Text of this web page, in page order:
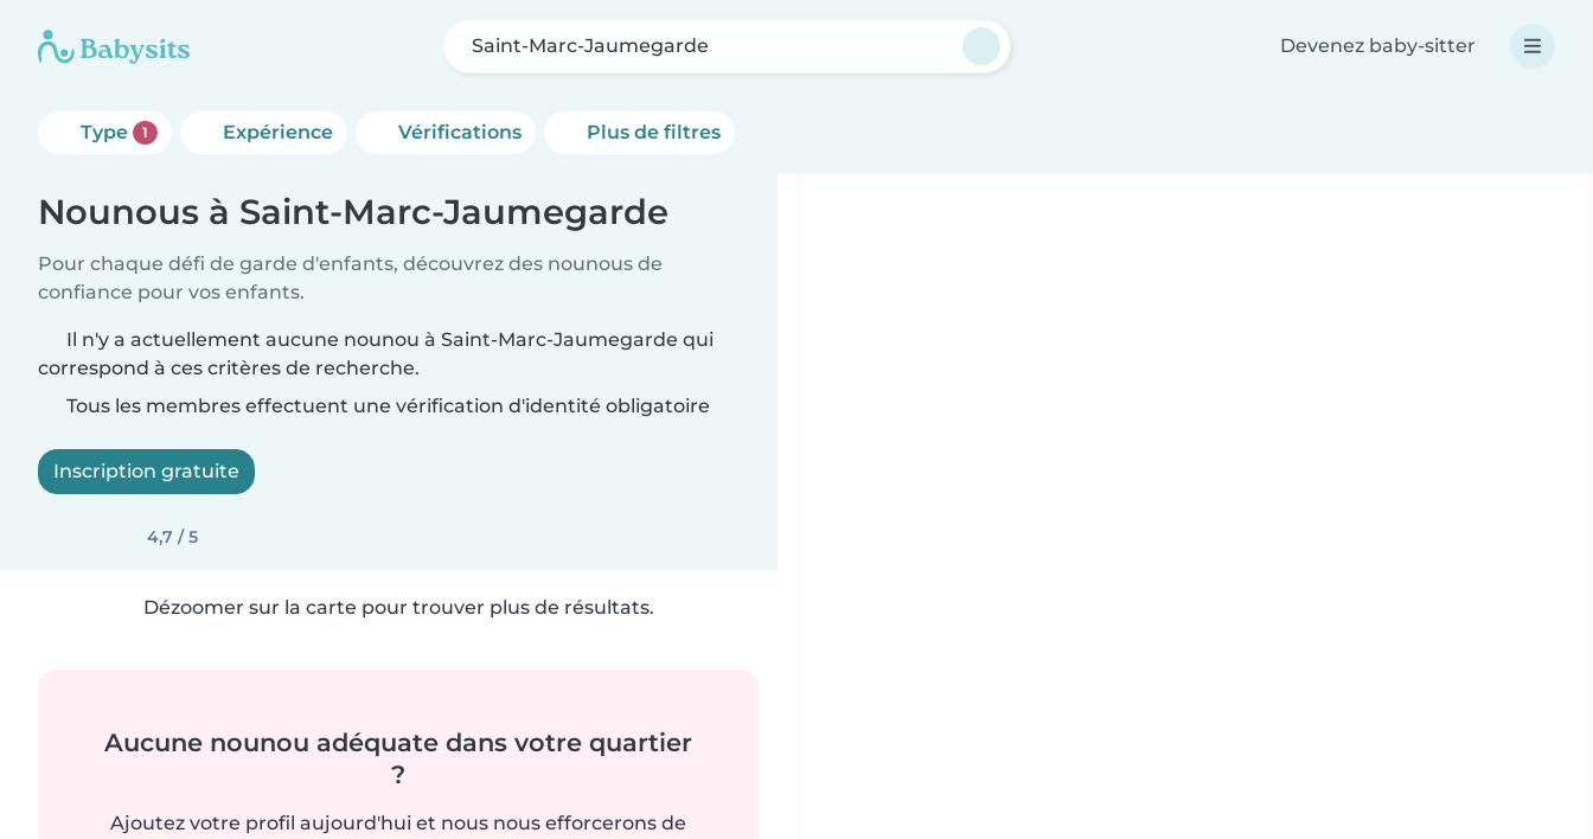
Saint-Marc-Jaumegarde Devenez baby-sitter
Type 1 Expérience Vérifications Plus de filtres
Nounous à Saint-Marc-Jaumegarde
Pour chaque défi de garde d'enfants, découvrez des nounous de
confiance pour vos enfants.
Il n'y a actuellement aucune nounou à Saint-Marc-Jaumegarde qui
correspond à ces critères de recherche.
Tous les membres effectuent une vérification d'identité obligatoire
Inscription gratuite
4,7 / 5
Dézoomer sur la carte pour trouver plus de résultats.
Aucune nounou adéquate dans votre quartier
?
Ajoutez votre profil aujourd'hui et nous nous efforcerons de